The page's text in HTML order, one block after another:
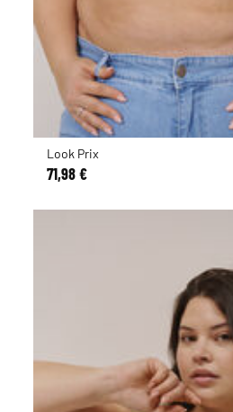
Look Prix
71,98 €